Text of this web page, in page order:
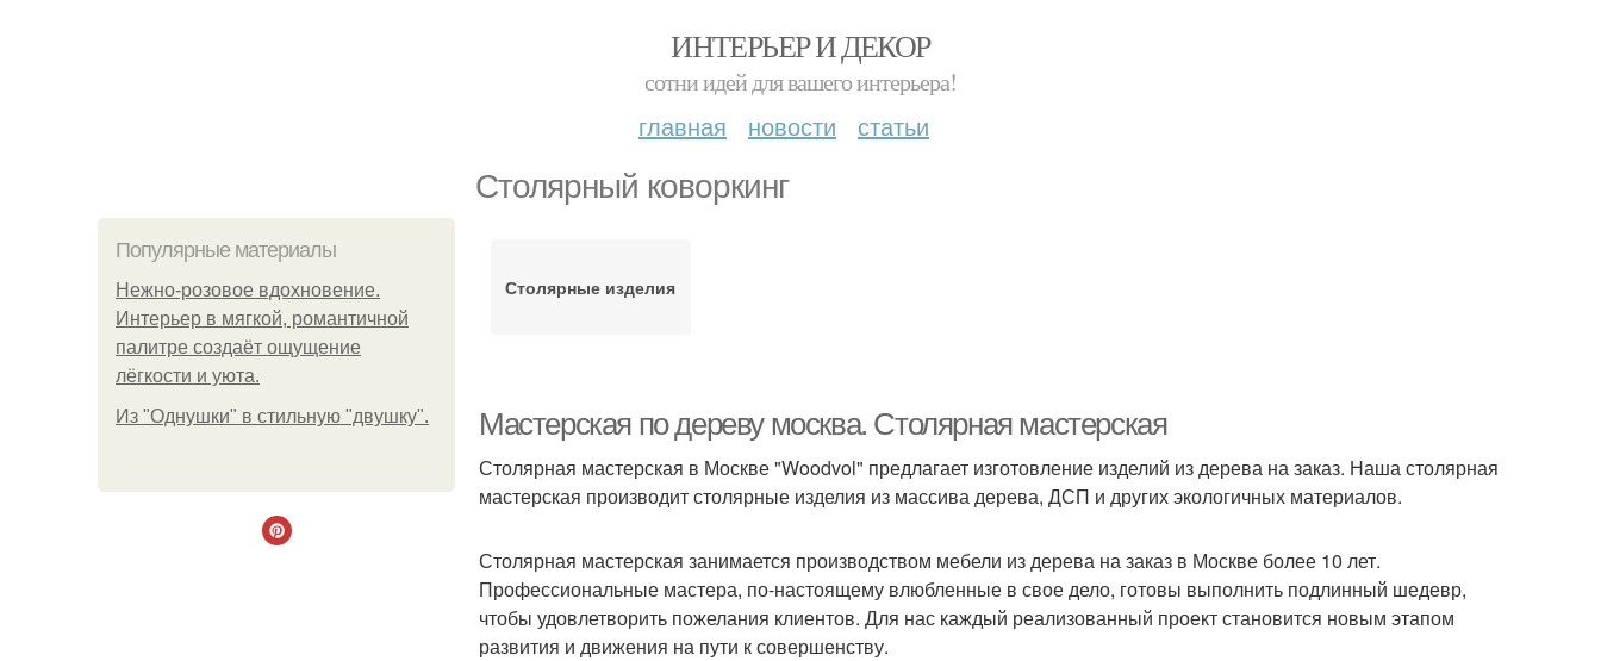
ИНТЕРЬЕР И ДЕКОР
сотни идей для вашего интерьера!
главная новости статьи
Столярный коворкинг
Популярные материалы
Нежно-розовое вдохновение.
Интерьер в мягкой, романтичной
палитре создаёт ощущение
лёгкости и уюта.
Из "Однушки" в стильную "двушку".
Столярные изделия
Мастерская по дереву москва. Столярная мастерская
Столярная мастерская в Москве "Woodvol" предлагает изготовление изделий из дерева на заказ. Наша столярная
мастерская производит столярные изделия из массива дерева, ДСП и других экологичных материалов.
Столярная мастерская занимается производством мебели из дерева на заказ в Москве более 10 лет.
Профессиональные мастера, по-настоящему влюбленные в свое дело, готовы выполнить подлинный шедевр,
чтобы удовлетворить пожелания клиентов. Для нас каждый реализованный проект становится новым этапом
развития и движения на пути к совершенству.